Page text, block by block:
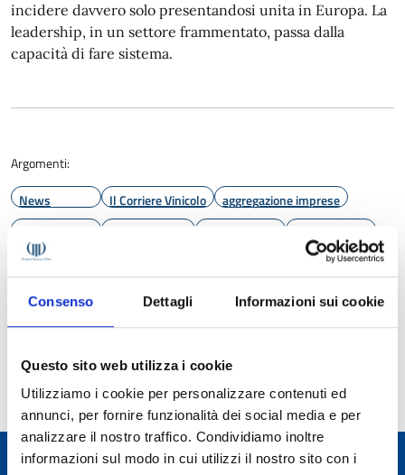
Consenso Dettagli Informazioni sui cookie
Questo sito web utilizza i cookie
Utilizziamo i cookie per personalizzare contenuti ed
annunci, per fornire funzionalità dei social media e per
analizzare il nostro traffico. Condividiamo inoltre
informazioni sul modo in cui utilizzi il nostro sito con i
incidere davvero solo presentandosi unita in Europa. La
leadership, in un settore frammentato, passa dalla
capacità di fare sistema.
Argomenti:
News
Il Corriere Vinicolo
aggregazione imprese
Fivi
modelli di business
Sandro Sartor
Unione Italiana Vini Università di Verona